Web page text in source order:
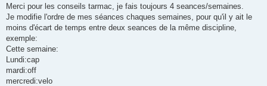
s
a
g
n
o
l
u
Merci pour les conseils tarmac, je fais toujours 4 seances/semaines.
Je modifie l'ordre de mes séances chaques semaines, pour qu'il y ait le
moins d'écart de temps entre deux seances de la même discipline,
exemple:
Cette semaine:
Lundi:cap
mardi:off
mercredi:velo